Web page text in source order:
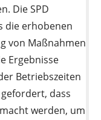
Die SPD
die erhobenen
von Maßnahmen
Ergebnisse
Betriebszeiten
dass
werden, um